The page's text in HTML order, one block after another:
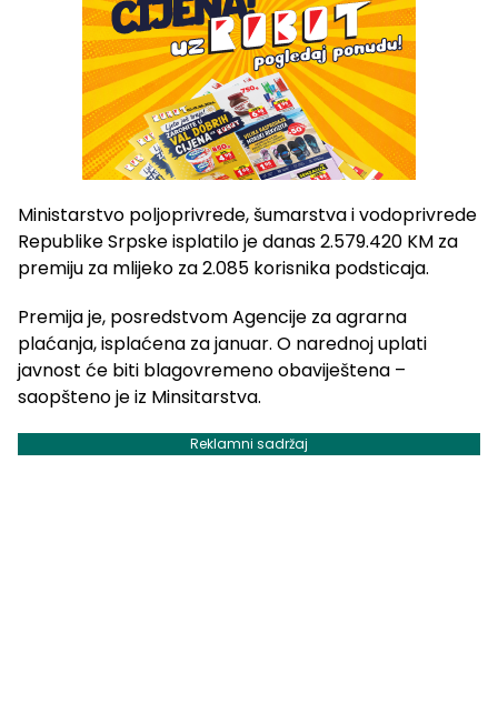
Ministarstvo poljoprivrede, šumarstva i vodoprivrede
Republike Srpske isplatilo je danas 2.579.420 KM za
premiju za mlijeko za 2.085 korisnika podsticaja.
Premija je, posredstvom Agencije za agrarna
plaćanja, isplaćena za januar. O narednoj uplati
javnost će biti blagovremeno obaviještena –
saopšteno je iz Minsitarstva.
Reklamni sadržaj